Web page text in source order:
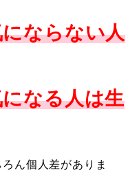
ならない人
なる人は生
ん個人差がありま